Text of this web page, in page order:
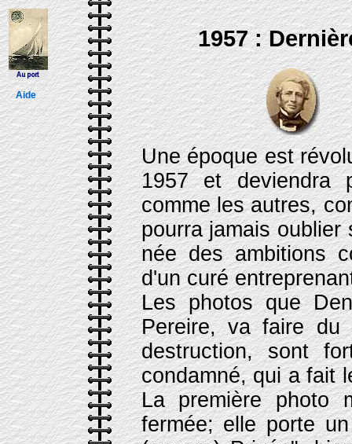
Aide
1957 :
Une époque est
1957 et deviendra
comme les autres,
pourra jamais
née des ambitions
d'un curé
Les photos que
Pereire, va faire du
destruction, sont
condamné, qui a fait
La première photo
fermée; elle porte